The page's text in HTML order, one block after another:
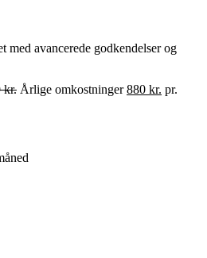
avancerede godkendelser og
kr. Årlige omkostninger 880 kr. pr.